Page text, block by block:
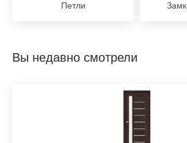
Петли
Вы недавно смотрели